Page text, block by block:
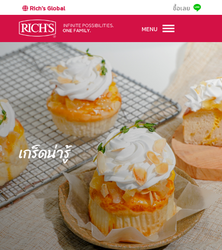
Rich's Global ซื้อเลย
MENU
เกร็ดน่ารู้